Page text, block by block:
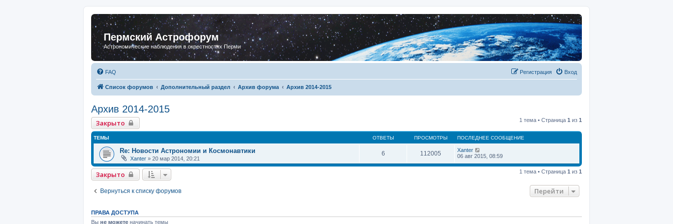
Пермский Астрофорум
Астрономические наблюдения в окрестностях Перми
FAQ Вход
Регистрация
Список форумов Дополнительный раздел Архив форума Архив 2014-2015
Архив 2014-2015
Закрыто 1 тема • Страница 1 из 1
ТЕМЫ ОТВЕТЫ ПРОСМОТРЫ ПОСЛЕДНЕЕ СООБЩЕНИЕ
Re: Новости Астрономии и Космонавтики
Xanter » 20 мар 2014, 20:21
6 112005
Xanter
06 авг 2015, 08:59
Закрыто 1 тема • Страница 1 из 1
Вернуться к списку форумов Перейти
ПРАВА ДОСТУПА
Вы не можете начинать темы